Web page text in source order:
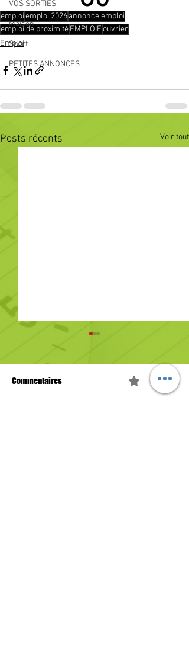
VOS SORTIES
Maison
Sport
PETITES ANNONCES
emploiemploi 2026annonce emploi
emploi de proximitéEMPLOIEouvrier
Emploi
Posts récents Voir tout
Commentaires 0.0/5 (0)